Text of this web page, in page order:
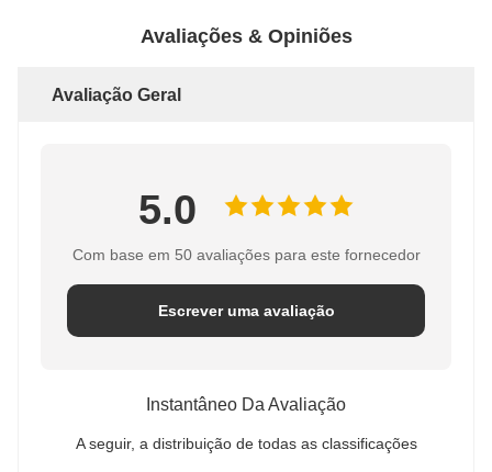
Avaliações & Opiniões
Avaliação Geral
5.0
Com base em 50 avaliações para este fornecedor
Escrever uma avaliação
Instantâneo Da Avaliação
A seguir, a distribuição de todas as classificações